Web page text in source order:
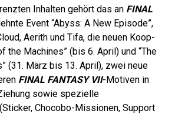
Inhalten gehört das an FINAL
Event “Abyss: A New Episode”,
Aerith und Tifa, die neuen Koop-
the Machines” (bis 6. April) und “The
(31. März bis 13. April), zwei neue
FINAL FANTASY VII-Motiven in
sowie spezielle
Chocobo-Missionen, Support